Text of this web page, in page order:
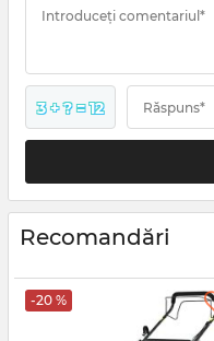
Introduceți comentariul*
3 + ? = 12 Răspuns*
Recomandări
-20 %